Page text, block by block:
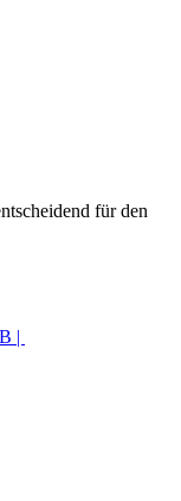
für den
|